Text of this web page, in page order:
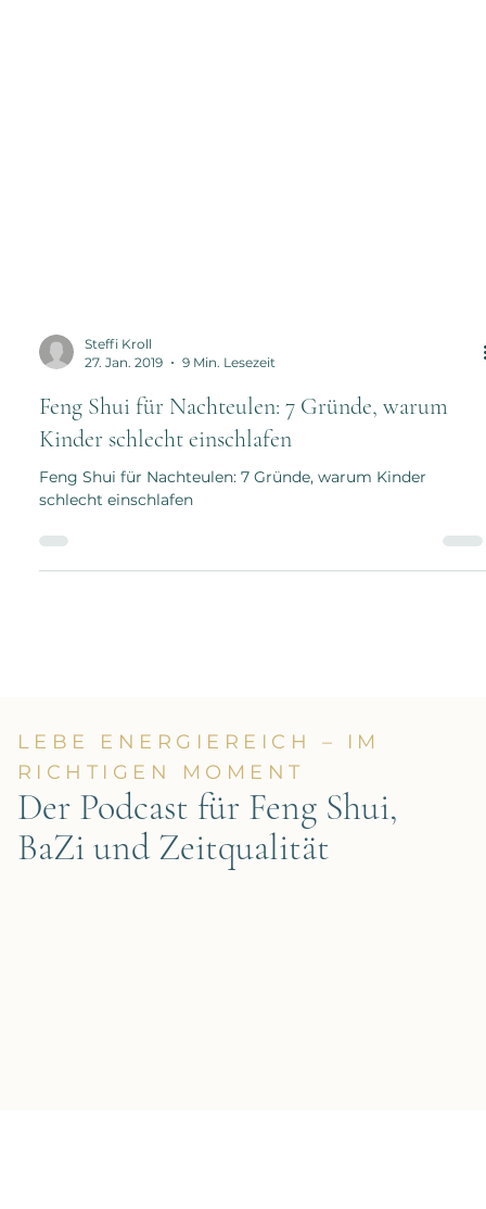
27. Jan. 2019
9 Min. Lesezeit
Feng Shui für Nachteulen: 7 Gründe, warum
Kinder schlecht einschlafen
schlecht einschlafen
LEBE ENERGIEREICH – IM
RICHTIGEN MOMENT
Der Podcast für Feng Shui,